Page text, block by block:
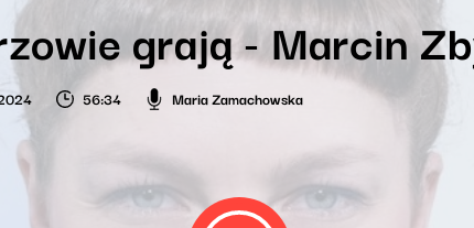
grają - Marcin
56:34 Maria Zamachowska